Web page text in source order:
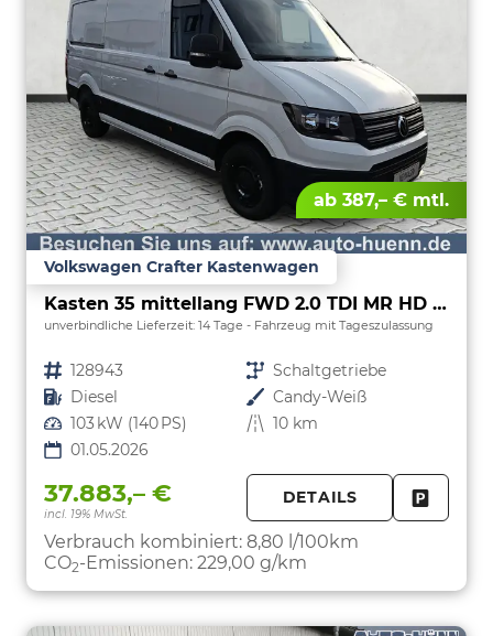
ab 387,– € mtl.
Volkswagen Crafter Kastenwagen
Kasten 35 mittellang FWD 2.0 TDI MR HD L3H3 ErgoActive
unverbindliche Lieferzeit: 14 Tage Fahrzeug mit Tageszulassung
Fahrzeugnr. 128943 Getriebe Schaltgetriebe
Kraftstoff Diesel Außenfarbe Candy-Weiß
Leistung 103 kW (140 PS) Kilometerstand 10 km
01.05.2026
37.883,– €
incl. 19% MwSt.
DETAILS
Verbrauch kombiniert: 8,80 l/100km
CO2-Emissionen: 229,00 g/km